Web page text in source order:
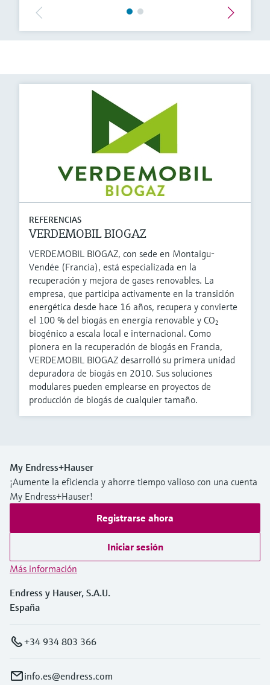
REFERENCIAS
VERDEMOBIL BIOGAZ
VERDEMOBIL BIOGAZ, con sede en Montaigu-
Vendée (Francia), está especializada en la
recuperación y mejora de gases renovables. La
empresa, que participa activamente en la transición
energética desde hace 16 años, recupera y convierte
el 100 % del biogás en energía renovable y CO₂
biogénico a escala local e internacional. Como
pionera en la recuperación de biogás en Francia,
VERDEMOBIL BIOGAZ desarrolló su primera unidad
depuradora de biogás en 2010. Sus soluciones
modulares pueden emplearse en proyectos de
producción de biogás de cualquier tamaño.
My Endress+Hauser
¡Aumente la eficiencia y ahorre tiempo valioso con una cuenta
My Endress+Hauser!
Registrarse ahora
Iniciar sesión
Más información
Endress y Hauser, S.A.U.
España
+34 934 803 366
info.es@endress.com